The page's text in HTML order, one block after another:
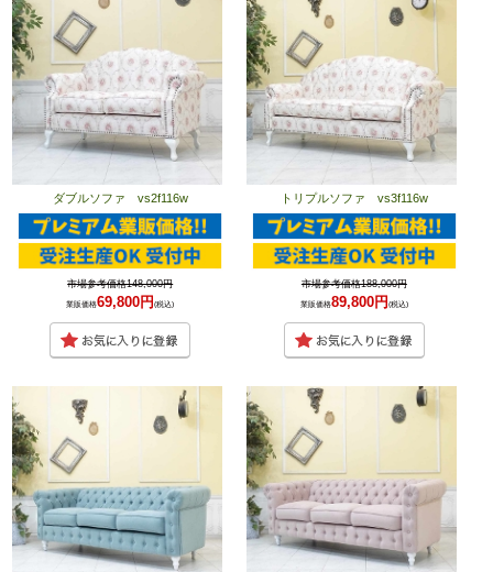
ダブルソファ vs2f116w
市場参考価格148,000円
業販価格69,800円(税込)
トリプルソファ vs3f116w
市場参考価格188,000円
業販価格89,800円 (税込)